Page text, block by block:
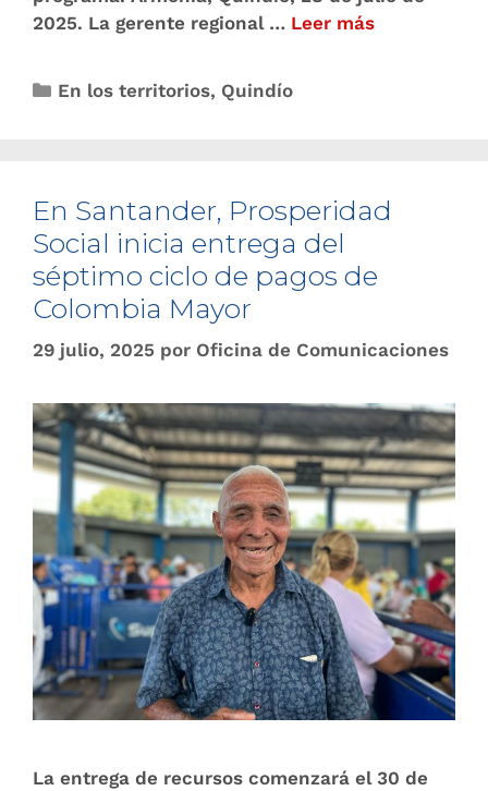
2025. La gerente regional … Leer más
En los territorios, Quindío
En Santander, Prosperidad
Social inicia entrega del
séptimo ciclo de pagos de
Colombia Mayor
29 julio, 2025 por Oficina de Comunicaciones
La entrega de recursos comenzará el 30 de